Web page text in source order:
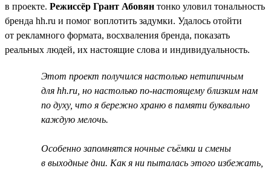
в проекте. Режиссёр Грант Абовян тонко уловил тональность
бренда hh.ru и помог воплотить задумки. Удалось отойти
от рекламного формата, восхваления бренда, показать
реальных людей, их настоящие слова и индивидуальность.
Этот проект получился настолько нетипичным
для hh.ru, но настолько по-настоящему близким нам
по духу, что я бережно храню в памяти буквально
каждую мелочь.
Особенно запомнятся ночные съёмки и смены
в выходные дни. Как я ни пыталась этого избежать,